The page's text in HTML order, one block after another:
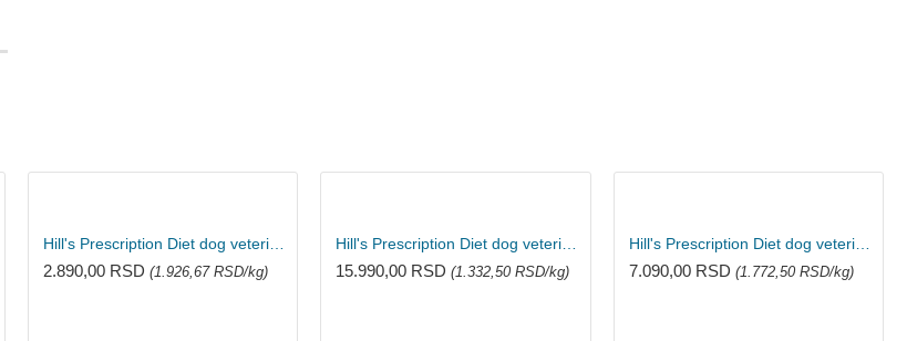
Hill's Prescription Diet dog veterinarska dijeta K/D 1.5kg
2.890,00 RSD (1.926,67 RSD/kg)
Hill's Prescription Diet dog veterinarska dijeta C/D 12kg
15.990,00 RSD(1.332,50 RSD/kg)
Hill's Prescription Diet dog veterinarska dijeta K/D 4kg
7.090,00 RSD (1.772,50 RSD/kg)